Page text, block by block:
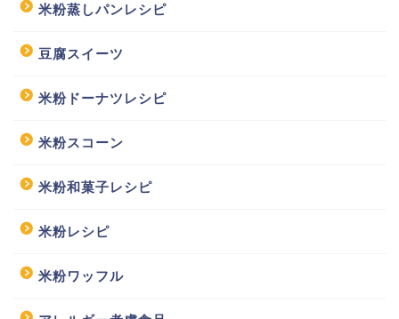
米粉蒸しパンレシピ
豆腐スイーツ
米粉ドーナツレシピ
米粉スコーン
米粉和菓子レシピ
米粉レシピ
米粉ワッフル